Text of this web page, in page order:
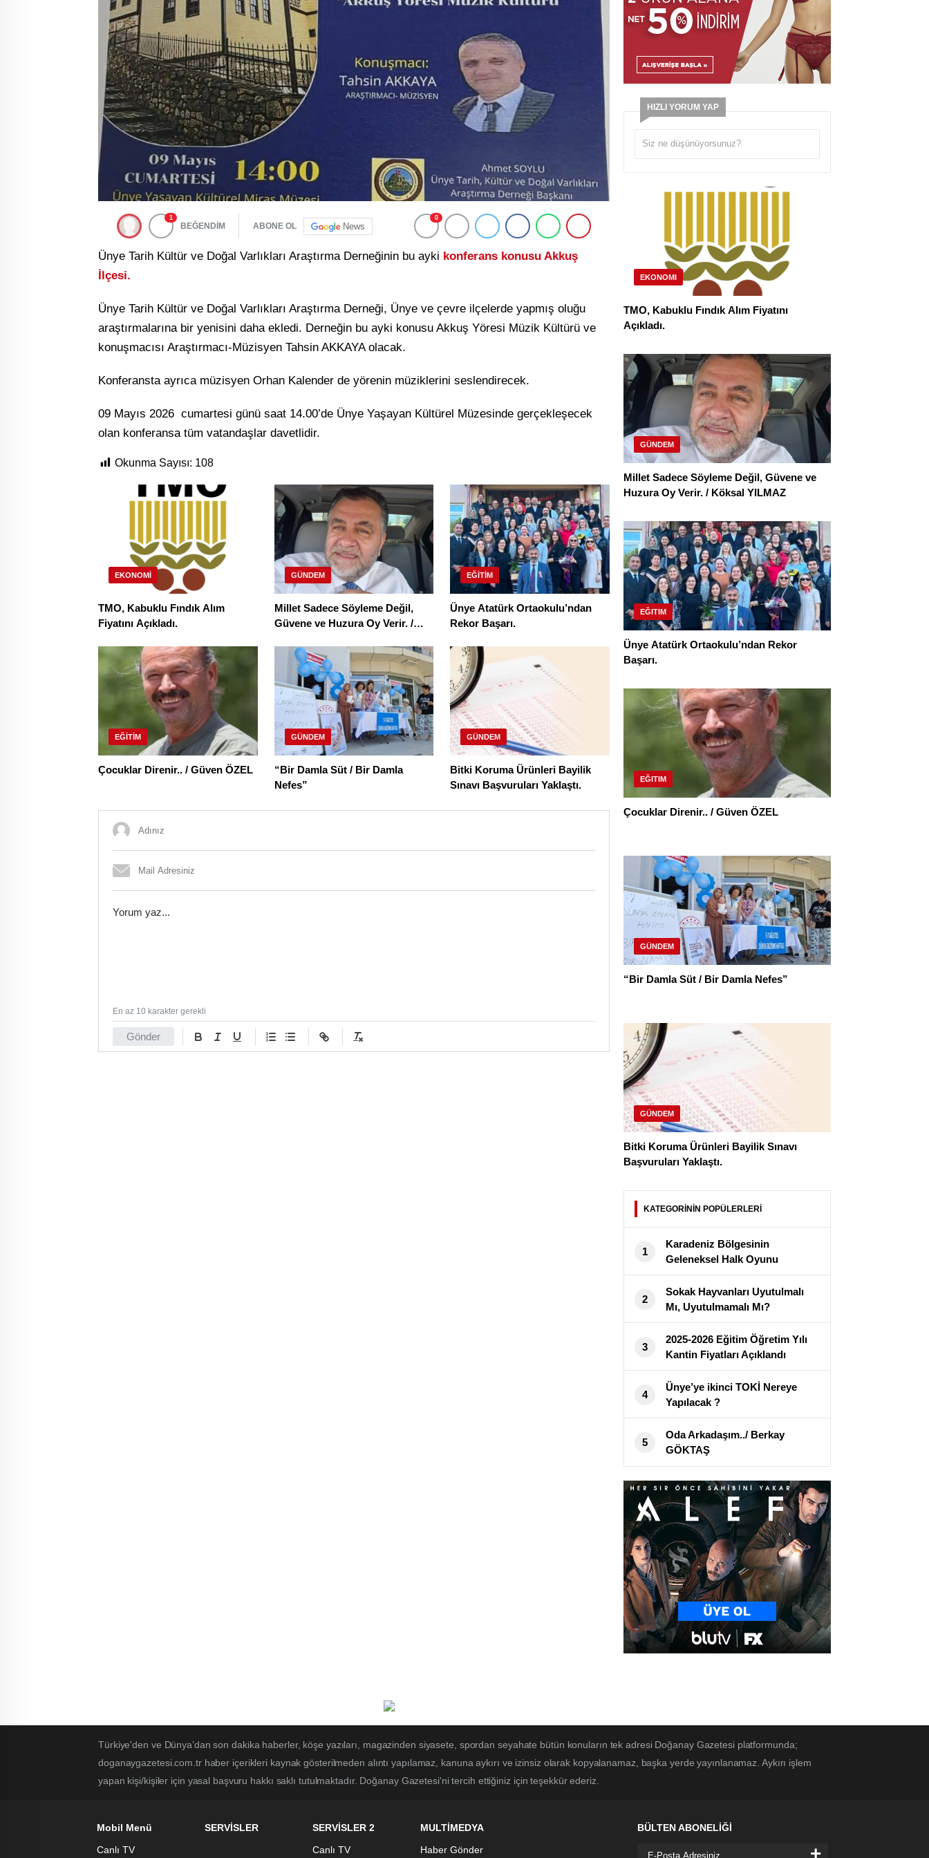
1
BEĞENDİM ABONE OL News
0
Ünye Tarih Kültür ve Doğal Varlıkları Araştırma Derneğinin bu ayki konferans konusu Akkuş
İlçesi.
Ünye Tarih Kültür ve Doğal Varlıkları Araştırma Derneği, Ünye ve çevre ilçelerde yapmış oluğu
araştırmalarına bir yenisini daha ekledi. Derneğin bu ayki konusu Akkuş Yöresi Müzik Kültürü ve
konuşmacısı Araştırmacı-Müzisyen Tahsin AKKAYA olacak.
Konferansta ayrıca müzisyen Orhan Kalender de yörenin müziklerini seslendirecek.
09 Mayıs 2026 cumartesi günü saat 14.00’de Ünye Yaşayan Kültürel Müzesinde gerçekleşecek
olan konferansa tüm vatandaşlar davetlidir.
Okunma Sayısı: 108
EKONOMI
TMO, Kabuklu Fındık Alım
Fiyatını Açıkladı.
GÜNDEM
Millet Sadece Söyleme Değil,
Güvene ve Huzura Oy Verir. /
EĞITIM
Ünye Atatürk Ortaokulu’ndan
Rekor Başarı.
EĞITIM
Çocuklar Direnir.. / Güven ÖZEL
GÜNDEM
“Bir Damla Süt / Bir Damla
Nefes”
GÜNDEM
Bitki Koruma Ürünleri Bayilik
Sınavı Başvuruları Yaklaştı.
Gönder
En az 10 karakter gerekli
HIZLI YORUM YAP
EKONOMI
TMO, Kabuklu Fındık Alım Fiyatını
Açıkladı.
GÜNDEM
Millet Sadece Söyleme Değil, Güvene ve
Huzura Oy Verir. / Köksal YILMAZ
EĞITIM
Ünye Atatürk Ortaokulu’ndan Rekor
Başarı.
EĞITIM
Çocuklar Direnir.. / Güven ÖZEL
GÜNDEM
“Bir Damla Süt / Bir Damla Nefes”
GÜNDEM
Bitki Koruma Ürünleri Bayilik Sınavı
Başvuruları Yaklaştı.
KATEGORİNİN POPÜLERLERİ
1
Karadeniz Bölgesinin
Geleneksel Halk Oyunu
“HORON” Çambaşı Yaylasında
Hayat Bulacak
2
Sokak Hayvanları Uyutulmalı
Mı, Uyutulmamalı Mı?
3
2025-2026 Eğitim Öğretim Yılı
Kantin Fiyatları Açıklandı
4
Ünye’ye ikinci TOKİ Nereye
Yapılacak ?
5
Oda Arkadaşım../ Berkay
GÖKTAŞ
Türkiye'den ve Dünya’dan son dakika haberler, köşe yazıları, magazinden siyasete, spordan seyahate bütün konuların tek adresi Doğanay Gazetesi platformunda;
doganaygazetesi.com.tr haber içerikleri kaynak gösterilmeden alıntı yapılamaz, kanuna aykırı ve izinsiz olarak kopyalanamaz, başka yerde yayınlanamaz. Aykırı işlem
yapan kişi/kişiler için yasal başvuru hakkı saklı tutulmaktadır. Doğanay Gazetesi'ni tercih ettiğiniz için teşekkür ederiz.
Mobil Menü
Canlı TV
SERVİSLER
SERVİSLER 2
Canlı TV
MULTİMEDYA
Haber Gönder
BÜLTEN ABONELİĞİ
+